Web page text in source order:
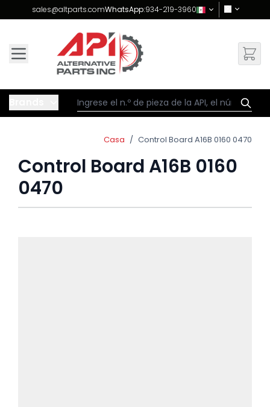
Skip to Content
sales@altparts.comWhatsApp:934-219-3960
Casa / Control Board A16B 0160 0470
Control Board A16B 0160
0470